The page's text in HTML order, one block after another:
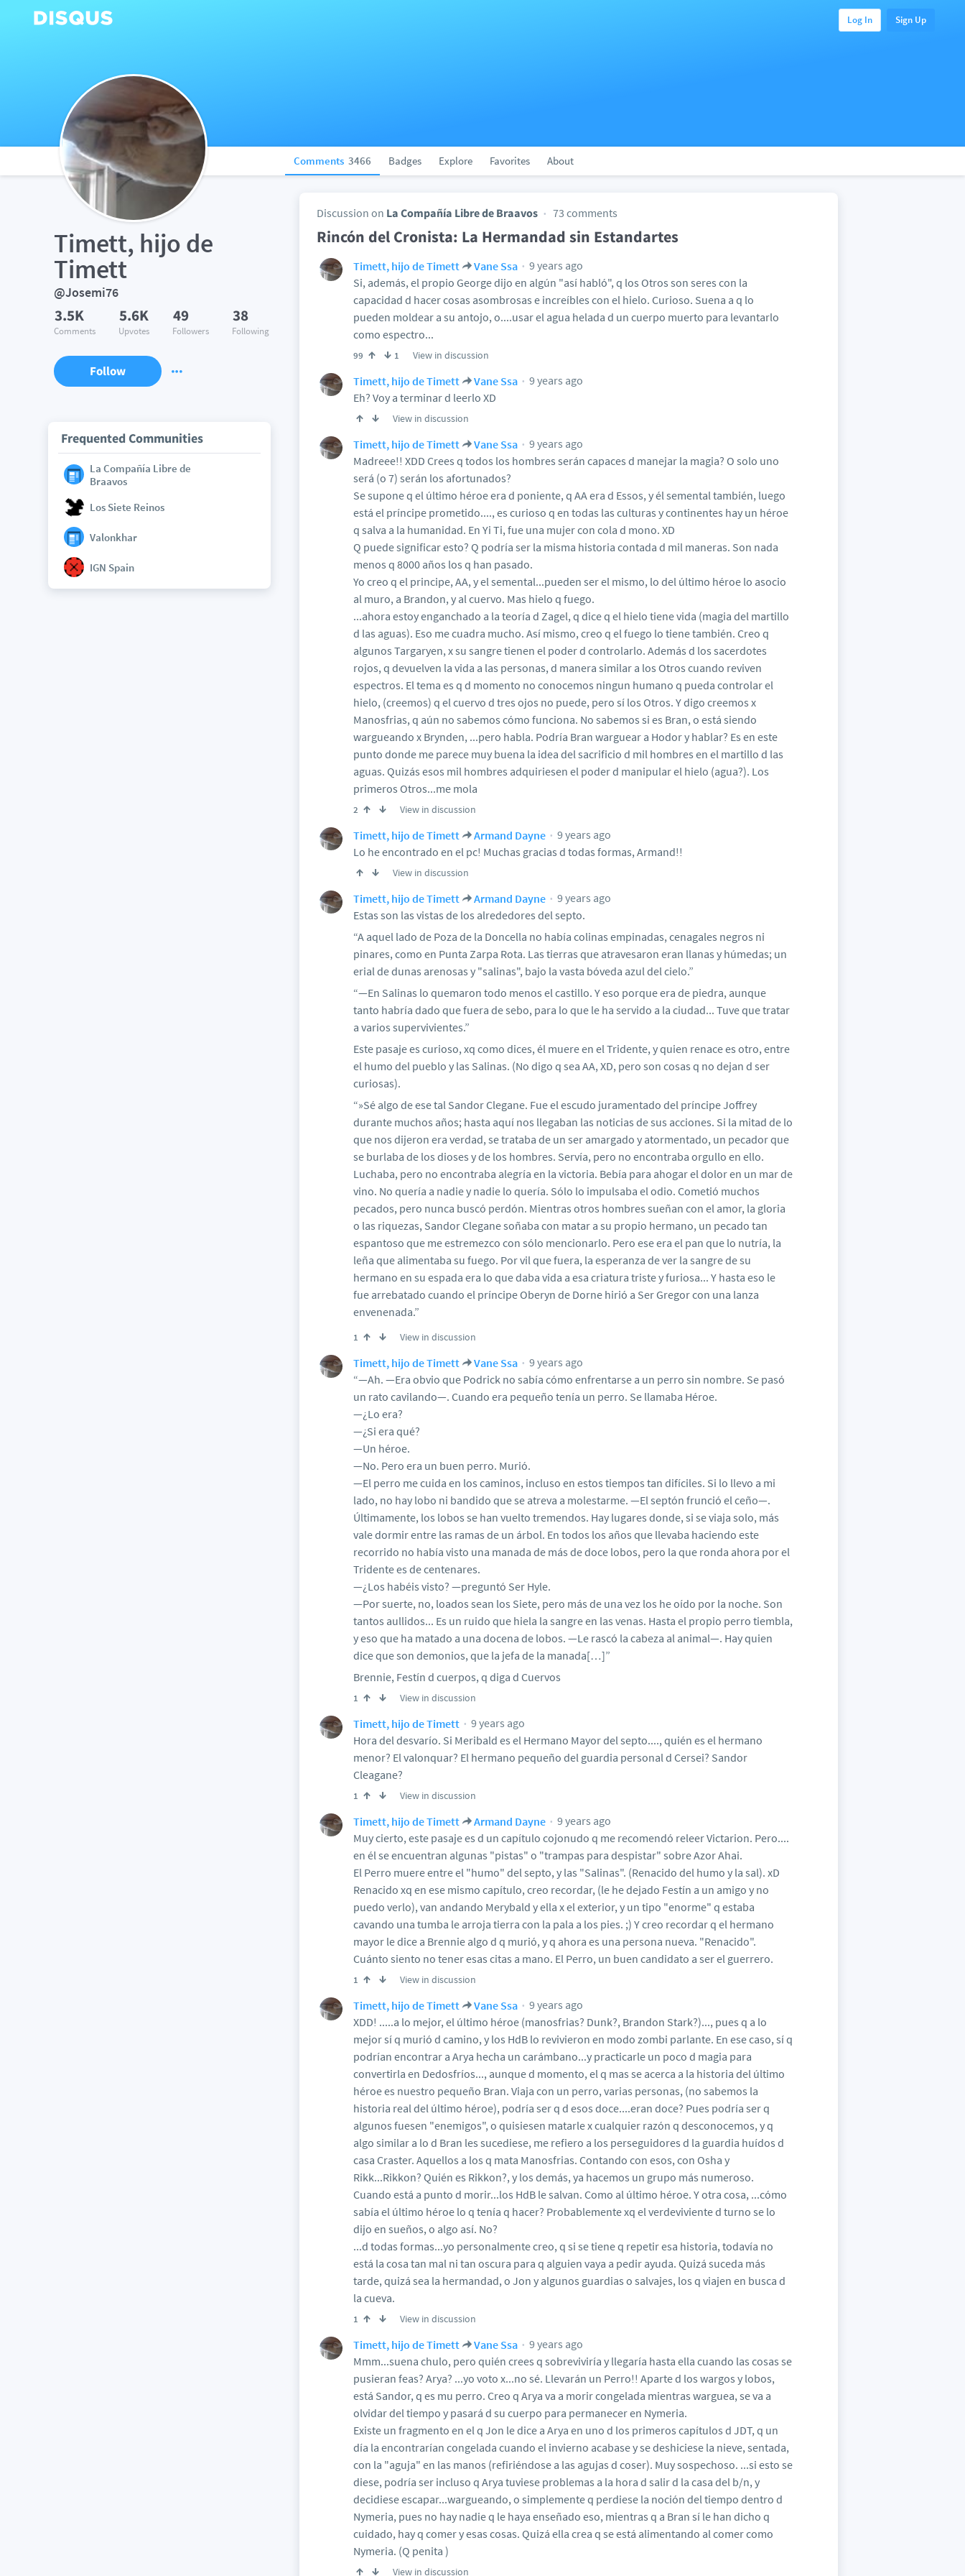
Log In Sign Up
Comments 3466 Badges Explore Favorites About
Timett, hijo de
Timett
@Josemi76
3.5K
Comments
5.6K
Upvotes
49
Followers
38
Following
Follow
Frequented Communities
La Compañía Libre de
Braavos
Los Siete Reinos
Valonkhar
IGN Spain
Discussion on La Compañía Libre de Braavos 73 comments
Rincón del Cronista: La Hermandad sin Estandartes
Timett, hijo de Timett Vane Ssa
9 years ago
Si, además, el propio George dijo en algún "así habló", q los Otros son seres con la
capacidad d hacer cosas asombrosas e increíbles con el hielo. Curioso. Suena a q lo
pueden moldear a su antojo, o....usar el agua helada d un cuerpo muerto para levantarlo
como espectro...
99 1 View in discussion
Timett, hijo de Timett Vane Ssa
9 years ago
Eh? Voy a terminar d leerlo XD
View in discussion
Timett, hijo de Timett Vane Ssa
9 years ago
Madreee!! XDD Crees q todos los hombres serán capaces d manejar la magia? O solo uno
será (o 7) serán los afortunados?
Se supone q el último héroe era d poniente, q AA era d Essos, y él semental también, luego
está el príncipe prometido...., es curioso q en todas las culturas y continentes hay un héroe
q salva a la humanidad. En Yi Ti, fue una mujer con cola d mono. XD
Q puede significar esto? Q podría ser la misma historia contada d mil maneras. Son nada
menos q 8000 años los q han pasado.
Yo creo q el principe, AA, y el semental...pueden ser el mismo, lo del último héroe lo asocio
al muro, a Brandon, y al cuervo. Mas hielo q fuego.
...ahora estoy enganchado a la teoría d Zagel, q dice q el hielo tiene vida (magia del martillo
d las aguas). Eso me cuadra mucho. Así mismo, creo q el fuego lo tiene también. Creo q
algunos Targaryen, x su sangre tienen el poder d controlarlo. Además d los sacerdotes
rojos, q devuelven la vida a las personas, d manera similar a los Otros cuando reviven
espectros. El tema es q d momento no conocemos ningun humano q pueda controlar el
hielo, (creemos) q el cuervo d tres ojos no puede, pero sí los Otros. Y digo creemos x
Manosfrias, q aún no sabemos cómo funciona. No sabemos si es Bran, o está siendo
wargueando x Brynden, ...pero habla. Podría Bran warguear a Hodor y hablar? Es en este
punto donde me parece muy buena la idea del sacrificio d mil hombres en el martillo d las
aguas. Quizás esos mil hombres adquiriesen el poder d manipular el hielo (agua?). Los
primeros Otros...me mola
2 View in discussion
Timett, hijo de Timett Armand Dayne
9 years ago
Lo he encontrado en el pc! Muchas gracias d todas formas, Armand!!
View in discussion
Timett, hijo de Timett Armand Dayne
9 years ago
Estas son las vistas de los alrededores del septo.
“A aquel lado de Poza de la Doncella no había colinas empinadas, cenagales negros ni
pinares, como en Punta Zarpa Rota. Las tierras que atravesaron eran llanas y húmedas; un
erial de dunas arenosas y "salinas", bajo la vasta bóveda azul del cielo.”
“—En Salinas lo quemaron todo menos el castillo. Y eso porque era de piedra, aunque
tanto habría dado que fuera de sebo, para lo que le ha servido a la ciudad... Tuve que tratar
a varios supervivientes.”
Este pasaje es curioso, xq como dices, él muere en el Tridente, y quien renace es otro, entre
el humo del pueblo y las Salinas. (No digo q sea AA, XD, pero son cosas q no dejan d ser
curiosas).
“»Sé algo de ese tal Sandor Clegane. Fue el escudo juramentado del príncipe Joffrey
durante muchos años; hasta aquí nos llegaban las noticias de sus acciones. Si la mitad de lo
que nos dijeron era verdad, se trataba de un ser amargado y atormentado, un pecador que
se burlaba de los dioses y de los hombres. Servía, pero no encontraba orgullo en ello.
Luchaba, pero no encontraba alegría en la victoria. Bebía para ahogar el dolor en un mar de
vino. No quería a nadie y nadie lo quería. Sólo lo impulsaba el odio. Cometió muchos
pecados, pero nunca buscó perdón. Mientras otros hombres sueñan con el amor, la gloria
o las riquezas, Sandor Clegane soñaba con matar a su propio hermano, un pecado tan
espantoso que me estremezco con sólo mencionarlo. Pero ese era el pan que lo nutría, la
leña que alimentaba su fuego. Por vil que fuera, la esperanza de ver la sangre de su
hermano en su espada era lo que daba vida a esa criatura triste y furiosa... Y hasta eso le
fue arrebatado cuando el príncipe Oberyn de Dorne hirió a Ser Gregor con una lanza
envenenada.”
1 View in discussion
Timett, hijo de Timett Vane Ssa
9 years ago
“—Ah. —Era obvio que Podrick no sabía cómo enfrentarse a un perro sin nombre. Se pasó
un rato cavilando—. Cuando era pequeño tenía un perro. Se llamaba Héroe.
—¿Lo era?
—¿Si era qué?
—Un héroe.
—No. Pero era un buen perro. Murió.
—El perro me cuida en los caminos, incluso en estos tiempos tan difíciles. Si lo llevo a mi
lado, no hay lobo ni bandido que se atreva a molestarme. —El septón frunció el ceño—.
Últimamente, los lobos se han vuelto tremendos. Hay lugares donde, si se viaja solo, más
vale dormir entre las ramas de un árbol. En todos los años que llevaba haciendo este
recorrido no había visto una manada de más de doce lobos, pero la que ronda ahora por el
Tridente es de centenares.
—¿Los habéis visto? —preguntó Ser Hyle.
—Por suerte, no, loados sean los Siete, pero más de una vez los he oído por la noche. Son
tantos aullidos... Es un ruido que hiela la sangre en las venas. Hasta el propio perro tiembla,
y eso que ha matado a una docena de lobos. —Le rascó la cabeza al animal—. Hay quien
dice que son demonios, que la jefa de la manada[…]”
Brennie, Festín d cuerpos, q diga d Cuervos
1 View in discussion
Timett, hijo de Timett
9 years ago
Hora del desvarío. Si Meribald es el Hermano Mayor del septo...., quién es el hermano
menor? El valonquar? El hermano pequeño del guardia personal d Cersei? Sandor
Cleagane?
1 View in discussion
Timett, hijo de Timett Armand Dayne
9 years ago
Muy cierto, este pasaje es d un capítulo cojonudo q me recomendó releer Victarion. Pero....
en él se encuentran algunas "pistas" o "trampas para despistar" sobre Azor Ahai.
El Perro muere entre el "humo" del septo, y las "Salinas". (Renacido del humo y la sal). xD
Renacido xq en ese mismo capítulo, creo recordar, (le he dejado Festín a un amigo y no
puedo verlo), van andando Merybald y ella x el exterior, y un tipo "enorme" q estaba
cavando una tumba le arroja tierra con la pala a los pies. ;) Y creo recordar q el hermano
mayor le dice a Brennie algo d q murió, y q ahora es una persona nueva. "Renacido".
Cuánto siento no tener esas citas a mano. El Perro, un buen candidato a ser el guerrero.
1 View in discussion
Timett, hijo de Timett Vane Ssa
9 years ago
XDD! .....a lo mejor, el último héroe (manosfrias? Dunk?, Brandon Stark?)..., pues q a lo
mejor sí q murió d camino, y los HdB lo revivieron en modo zombi parlante. En ese caso, sí q
podrían encontrar a Arya hecha un carámbano...y practicarle un poco d magia para
convertirla en Dedosfríos..., aunque d momento, el q mas se acerca a la historia del último
héroe es nuestro pequeño Bran. Viaja con un perro, varias personas, (no sabemos la
historia real del último héroe), podría ser q d esos doce....eran doce? Pues podría ser q
algunos fuesen "enemigos", o quisiesen matarle x cualquier razón q desconocemos, y q
algo similar a lo d Bran les sucediese, me refiero a los perseguidores d la guardia huídos d
casa Craster. Aquellos a los q mata Manosfrias. Contando con esos, con Osha y
Rikk...Rikkon? Quién es Rikkon?, y los demás, ya hacemos un grupo más numeroso.
Cuando está a punto d morir...los HdB le salvan. Como al último héroe. Y otra cosa, ...cómo
sabía el último héroe lo q tenía q hacer? Probablemente xq el verdeviviente d turno se lo
dijo en sueños, o algo así. No?
...d todas formas...yo personalmente creo, q si se tiene q repetir esa historia, todavía no
está la cosa tan mal ni tan oscura para q alguien vaya a pedir ayuda. Quizá suceda más
tarde, quizá sea la hermandad, o Jon y algunos guardias o salvajes, los q viajen en busca d
la cueva.
1 View in discussion
Timett, hijo de Timett Vane Ssa
9 years ago
Mmm...suena chulo, pero quién crees q sobreviviría y llegaría hasta ella cuando las cosas se
pusieran feas? Arya? ...yo voto x...no sé. Llevarán un Perro!! Aparte d los wargos y lobos,
está Sandor, q es mu perro. Creo q Arya va a morir congelada mientras warguea, se va a
olvidar del tiempo y pasará d su cuerpo para permanecer en Nymeria.
Existe un fragmento en el q Jon le dice a Arya en uno d los primeros capítulos d JDT, q un
día la encontrarían congelada cuando el invierno acabase y se deshiciese la nieve, sentada,
con la "aguja" en las manos (refiriéndose a las agujas d coser). Muy sospechoso. ...si esto se
diese, podría ser incluso q Arya tuviese problemas a la hora d salir d la casa del b/n, y
decidiese escapar...wargueando, o simplemente q perdiese la noción del tiempo dentro d
Nymeria, pues no hay nadie q le haya enseñado eso, mientras q a Bran sí le han dicho q
cuidado, hay q comer y esas cosas. Quizá ella crea q se está alimentando al comer como
Nymeria. (Q penita )
View in discussion